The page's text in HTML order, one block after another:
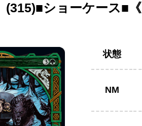
(315)■ショーケース
状態
NM